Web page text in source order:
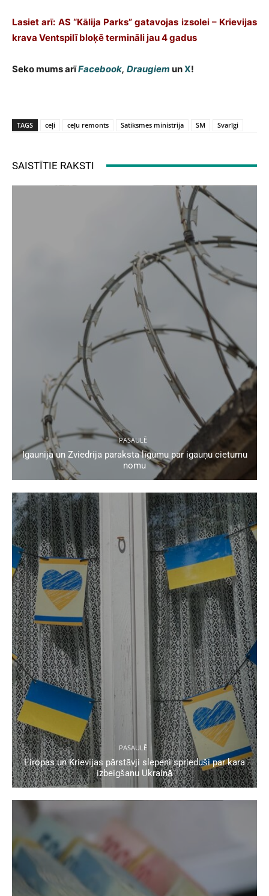
Lasiet arī: AS “Kālija Parks” gatavojas izsolei – Krievijas
krava Ventspilī bloķē termināli jau 4 gadus
Seko mums arīFacebook, Draugiem unX!
TAGS ceļi ceļu remonts Satiksmes ministrija SM Svarīgi
SAISTĪTIE RAKSTI
PASAULĒ
Igaunija un Zviedrija paraksta līgumu par igauņu cietumu
nomu
PASAULĒ
Eiropas un Krievijas pārstāvji slepeni sprieduši par kara
izbeigšanu Ukrainā